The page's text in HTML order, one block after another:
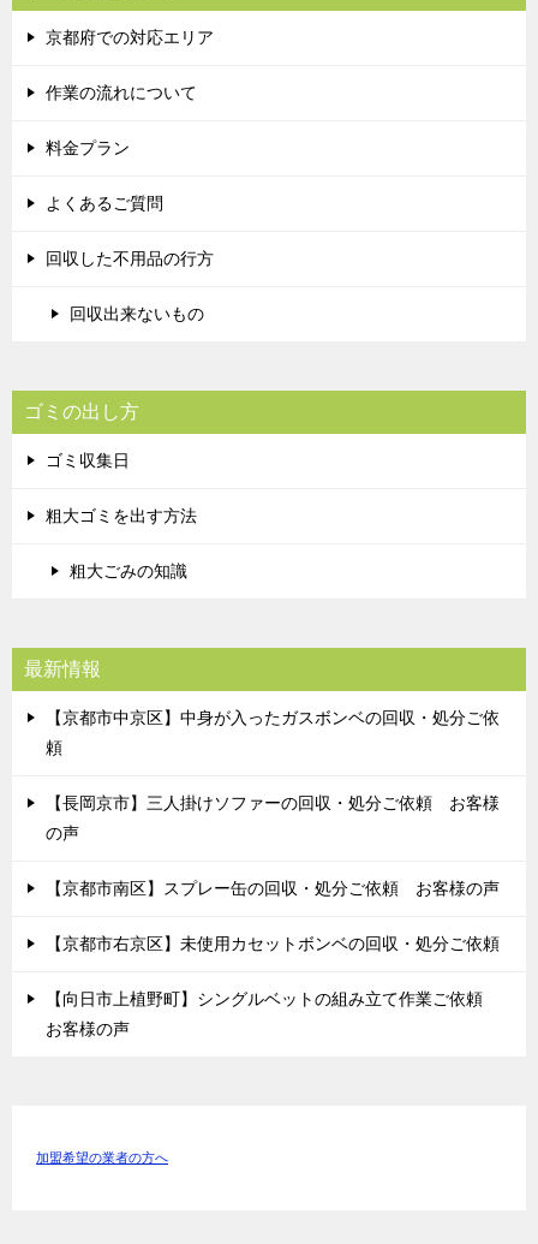
京都府での対応エリア
作業の流れについて
料金プラン
よくあるご質問
回収した不用品の行方
回収出来ないもの
ゴミの出し方
ゴミ収集日
粗大ゴミを出す方法
粗大ごみの知識
最新情報
【京都市中京区】中身が入ったガスボンベの回収・処分ご依
頼
【長岡京市】三人掛けソファーの回収・処分ご依頼 お客様
の声
【京都市南区】スプレー缶の回収・処分ご依頼 お客様の声
【京都市右京区】未使用カセットボンベの回収・処分ご依頼
【向日市上植野町】シングルベットの組み立て作業ご依頼
お客様の声
加盟希望の業者の方へ